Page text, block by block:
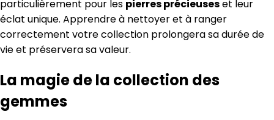
particulièrement pour les pierres précieuseset leur
éclat unique. Apprendre à nettoyer et à ranger
correctement votre collection prolongera sa durée de
vie et préservera sa valeur.
La magie de la collection des
gemmes